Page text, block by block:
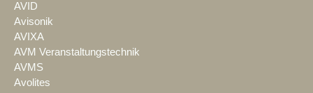
AVID
Avisonik
AVIXA
AVM Veranstaltungstechnik
AVMS
Avolites